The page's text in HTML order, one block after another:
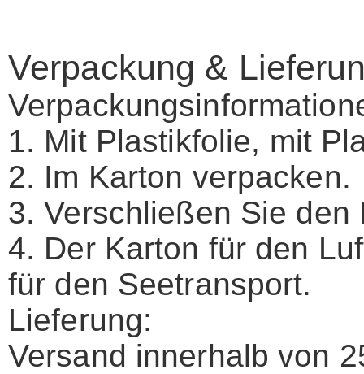
Verpackung &
1. Mit Plastikfolie, mit
2. Im Karton verpacken.
3. Verschließen Sie
4. Der Karton für den
für den Seetransport.
Lieferung:
Versand innerhalb von